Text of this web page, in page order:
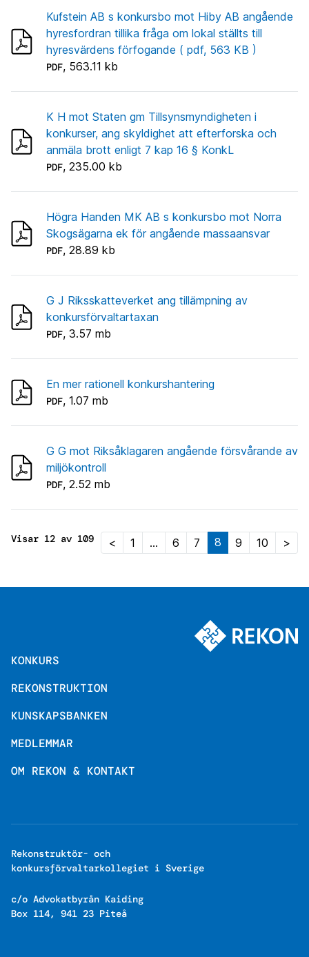
Kufstein AB s konkursbo mot Hiby AB angående
hyresfordran tillika fråga om lokal ställts till
hyresvärdens förfogande ( pdf, 563 KB )
PDF, 563.11 kb
K H mot Staten gm Tillsynsmyndigheten i
konkurser, ang skyldighet att efterforska och
anmäla brott enligt 7 kap 16 § KonkL
PDF, 235.00 kb
Högra Handen MK AB s konkursbo mot Norra
Skogsägarna ek för angående massaansvar
PDF, 28.89 kb
G J Riksskatteverket ang tillämpning av
konkursförvaltartaxan
PDF, 3.57 mb
En mer rationell konkurshantering
PDF, 1.07 mb
G G mot Riksåklagaren angående försvårande av
miljökontroll
PDF, 2.52 mb
Visar 12 av 109 < 1 … 6 7 8 9 10 >
KONKURS
REKONSTRUKTION
KUNSKAPSBANKEN
MEDLEMMAR
OM REKON & KONTAKT
Rekonstruktör- och
konkursförvaltarkollegiet i Sverige
c/o Advokatbyrån Kaiding
Box 114, 941 23 Piteå